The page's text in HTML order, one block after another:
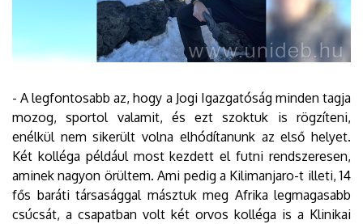
- A legfontosabb az, hogy a Jogi Igazgatóság minden tagja
mozog, sportol valamit, és ezt szoktuk is rögzíteni,
enélkül nem sikerült volna elhódítanunk az első helyet.
Két kolléga például most kezdett el futni rendszeresen,
aminek nagyon örültem. Ami pedig a Kilimanjaro-t illeti, 14
fős baráti társasággal másztuk meg Afrika legmagasabb
csúcsát, a csapatban volt két orvos kolléga is a Klinikai